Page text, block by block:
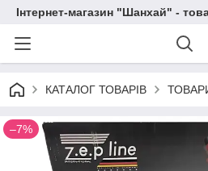
Інтернет-магазин "Шанхай" -
КАТАЛОГ ТОВАРІВ
–7%